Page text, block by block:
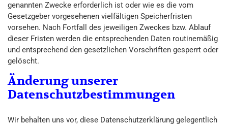
genannten Zwecke erforderlich ist oder wie es die vom
Gesetzgeber vorgesehenen vielfältigen Speicherfristen
vorsehen. Nach Fortfall des jeweiligen Zweckes bzw. Ablauf
dieser Fristen werden die entsprechenden Daten routinemäßig
und entsprechend den gesetzlichen Vorschriften gesperrt oder
gelöscht.
Änderung unserer
Datenschutzbestimmungen
Wir behalten uns vor, diese Datenschutzerklärung gelegentlich